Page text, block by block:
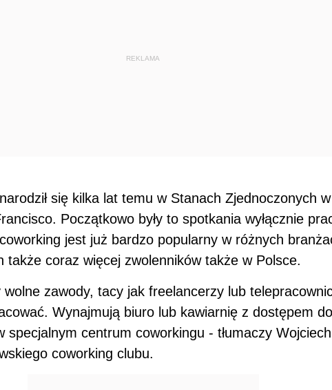
REKLAMA
się kilka lat temu w Stanach Zjednoczonych w
Początkowo były to spotkania wyłącznie
jest już bardzo popularny w różnych
także coraz więcej zwolenników także w Polsce.
zawody, tacy jak freelancerzy lub
Wynajmują biuro lub kawiarnię z dostępem
specjalnym centrum coworkingu - tłumaczy
coworking clubu.